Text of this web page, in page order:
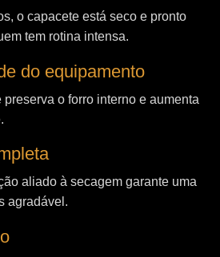
o capacete está seco e pronto
tem rotina intensa.
do equipamento
o forro interno e aumenta
aliado à secagem garante uma
agradável.